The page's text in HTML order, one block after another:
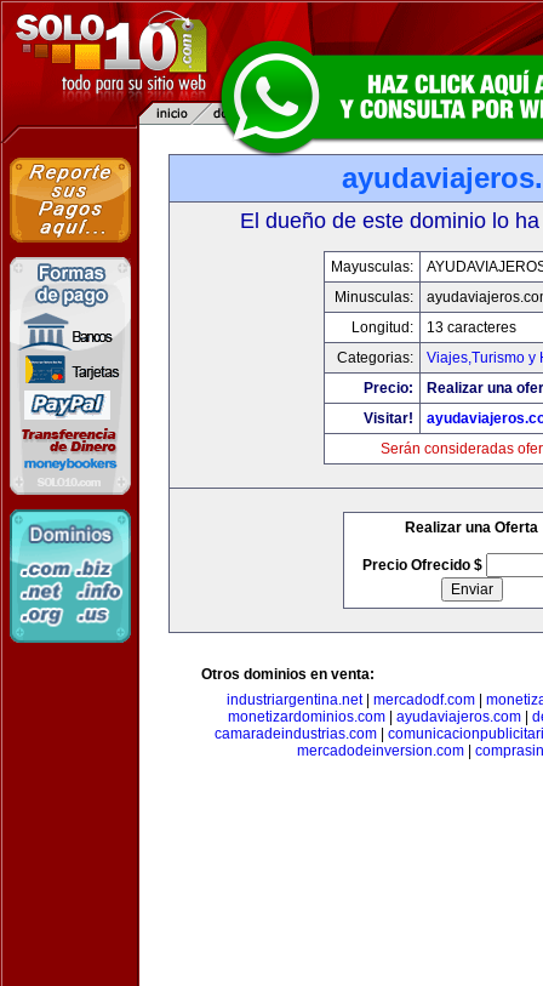
El dueño de este dominio lo
Mayusculas:
Minusculas:
Longitud:
13 caracteres
Categorias:
Viajes,Turismo y
Precio:
Realizar una
Visitar!
Serán consideradas
Realizar una Oferta
Precio Ofrecido $
Otros dominios en venta:
industriargentina.net| mercadodf.com|
monetizardominios.com
ayudaviajeros.com
camaradeindustrias.com|
mercadodeinversion.com|